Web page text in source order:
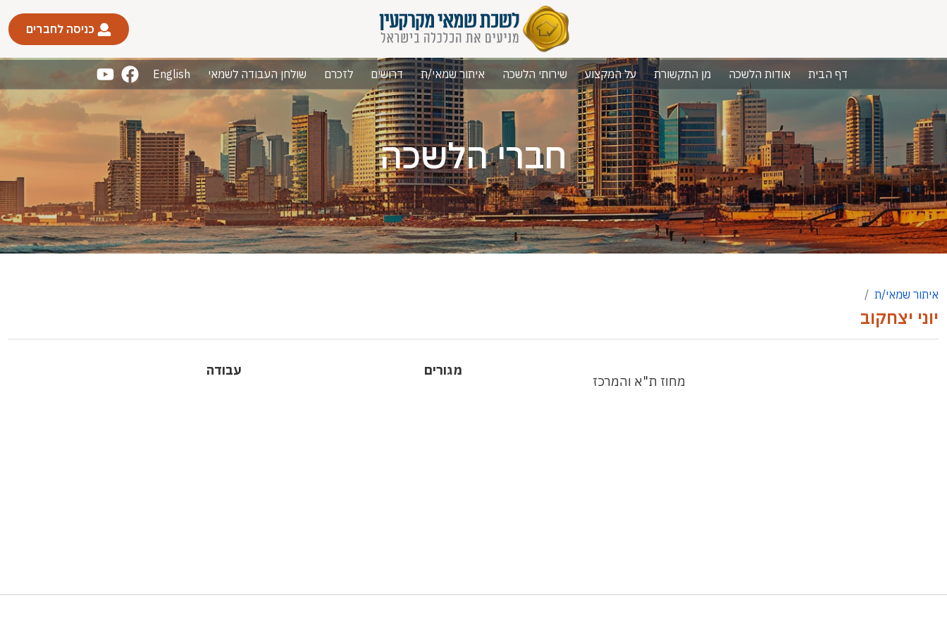
כניסה לחברים
דף הבית אודות הלשכה מן התקשורת על המקצוע שירותי הלשכה איתור שמאי/ת דרושים לזכרם שולחן העבודה לשמאי English
חברי הלשכה
איתור שמאי/ת
יוני יצחקוב
מחוז ת"א והמרכז
מגורים עבודה